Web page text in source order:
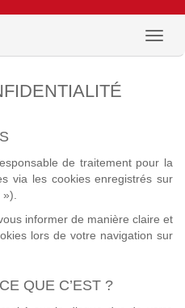
de traitement pour la
via les cookies enregistrés sur
informer de manière claire et
lors de votre navigation sur
QUE C’EST ?